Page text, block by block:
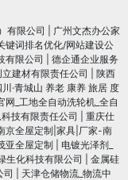
有限公司
广州文杰办公家
键词排名优化/网站建设公
有限公司
德企通企业服务
建材有限责任公司
陕西
·青城山 养老 康养 旅居 度
网_工地全自动洗轮机_全自
技有限责任公司
重庆仕
京全屋定制|家具|厂家-南
亚全屋定制
电镀光泽剂_
生化科技有限公司
金属硅
司
天津仓储物流_物流中